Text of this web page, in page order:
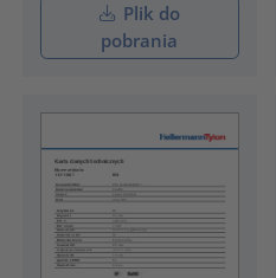
Plik do
pobrania